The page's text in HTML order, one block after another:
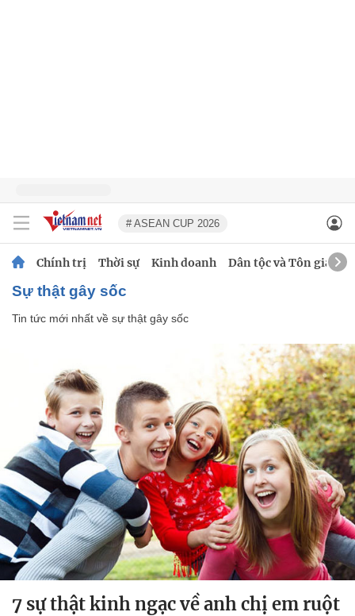
# ASEAN CUP 2026
Chính trị Thời sự Kinh doanh Dân tộc và Tôn giáo
sự thật gây sốc
Tin tức mới nhất về sự thật gây sốc
7 sự thật kinh ngạc về anh chị em ruột